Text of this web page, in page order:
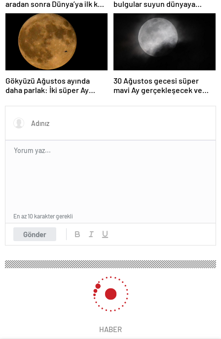
aradan sonra Dünya’ya ilk kez
çok yaklaşacak
bulgular suyun dünyaya
asteroitlerce getirilmiş
olabileceğini gösteriyor
Gökyüzü Ağustos ayında
daha parlak: İki süper Ay
30 Ağustos gecesi süper
mavi Ay gerçekleşecek ve
olacak
Gönder
En az 10 karakter gerekli
HABER